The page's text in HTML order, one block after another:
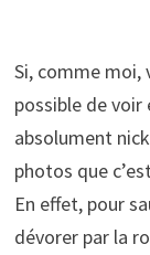
Si, comme moi,
possible de voir
absolument
photos que
En effet, pour
dévorer par la